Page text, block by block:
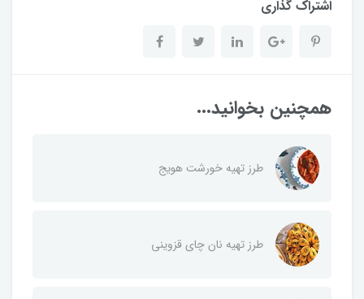
اشتراک گذاری
همچنین بخوانید...
طرز تهیه خورشت هویج
طرز تهیه نان چای قزوینی